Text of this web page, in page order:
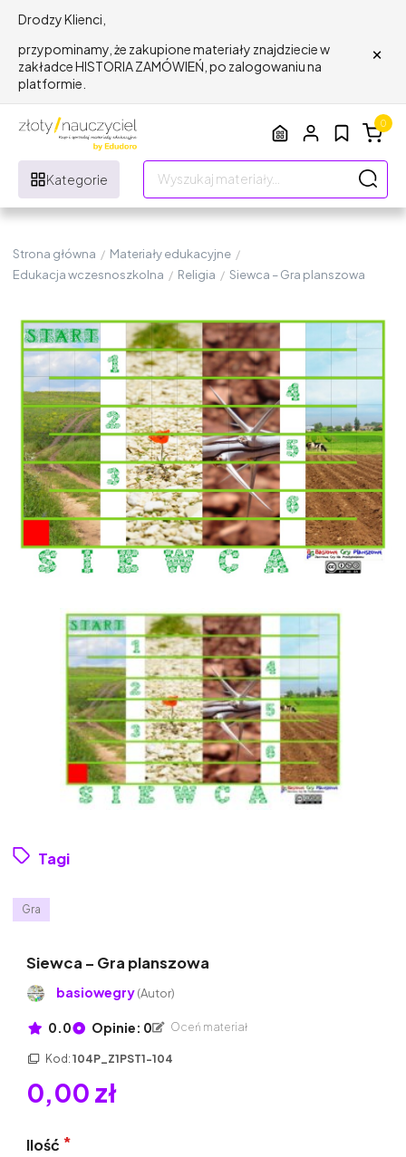
Drodzy Klienci,
przypominamy, że zakupione materiały znajdziecie w
zakładce HISTORIA ZAMÓWIEŃ, po zalogowaniu na
platformie.
×
Kategorie
0
Strona główna / Materiały edukacyjne /
Edukacja wczesnoszkolna / Religia / Siewca – Gra planszowa
Tagi
Gra
Siewca – Gra planszowa
basiowegry(Autor)
0.0 Opinie: 0 Oceń materiał
Kod: 104P_Z1PST1-104
0,00 zł
Ilość